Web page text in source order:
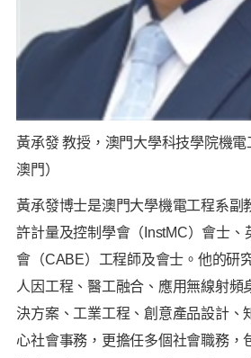
黃承發 教授，澳門大學科技學院機電
澳門）
黃承發博士是澳門大學機電工程系副
許計量及控制學會（InstMC）會士、
會（CABE）工程師及會士。他的研
人因工程、醫工融合、應用無線射頻
決方案、工業工程、創意產品設計、
心社會事務，更擔任多個社會職務，